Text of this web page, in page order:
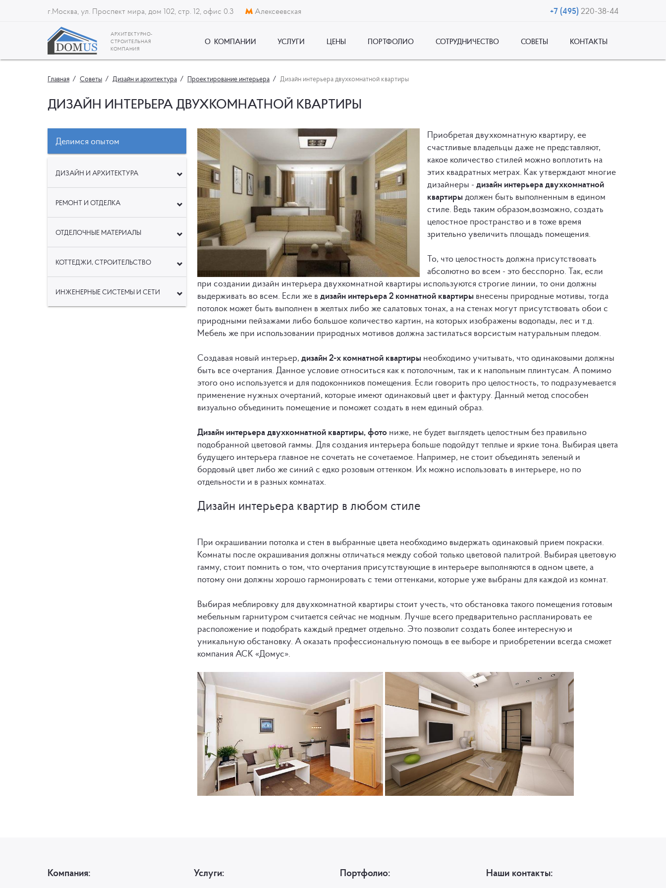
г.Москва, ул. Проспект мира, дом 102, стр. 12, офис 0.3 Алексеевская +7 (495)220-38-44
АРХИТЕКТУРНО-
СТРОИТЕЛЬНАЯ
КОМПАНИЯ
О КОМПАНИИ УСЛУГИ ЦЕНЫ ПОРТФОЛИО СОТРУДНИЧЕСТВО СОВЕТЫ КОНТАКТЫ
Главная Советы Дизайн и архитектура Проектирование интерьера Дизайн интерьера двухкомнатной квартиры
ДИЗАЙН ИНТЕРЬЕРА ДВУХКОМНАТНОЙ КВАРТИРЫ
Делимся опытом
ДИЗАЙН И АРХИТЕКТУРА
РЕМОНТ И ОТДЕЛКА
ОТДЕЛОЧНЫЕ МАТЕРИАЛЫ
КОТТЕДЖИ, СТРОИТЕЛЬСТВО
ИНЖЕНЕРНЫЕ СИСТЕМЫ И СЕТИ
Приобретая двухкомнатную квартиру, ее
счастливые владельцы даже не представляют,
какое количество стилей можно воплотить на
этих квадратных метрах. Как утверждают многие
дизайнеры - дизайн интерьера двухкомнатной
квартиры должен быть выполненным в едином
стиле. Ведь таким образом,возможно, создать
целостное пространство и в тоже время
зрительно увеличить площадь помещения.
То, что целостность должна присутствовать
абсолютно во всем - это бесспорно. Так, если
при создании дизайн интерьера двухкомнатной квартиры используются строгие линии, то они должны
выдерживать во всем. Если же в дизайн интерьера 2 комнатной квартиры внесены природные мотивы, тогда
потолок может быть выполнен в желтых либо же салатовых тонах, а на стенах могут присутствовать обои с
природными пейзажами либо большое количество картин, на которых изображены водопады, лес и т.д.
Мебель же при использовании природных мотивов должна застилаться ворсистым натуральным пледом.
Создавая новый интерьер, дизайн 2-х комнатной квартиры необходимо учитывать, что одинаковыми должны
быть все очертания. Данное условие относиться как к потолочным, так и к напольным плинтусам. А помимо
этого оно используется и для подоконников помещения. Если говорить про целостность, то подразумевается
применение нужных очертаний, которые имеют одинаковый цвет и фактуру. Данный метод способен
визуально объединить помещение и поможет создать в нем единый образ.
Дизайн интерьера двухкомнатной квартиры, фото ниже, не будет выглядеть целостным без правильно
подобранной цветовой гаммы. Для создания интерьера больше подойдут теплые и яркие тона. Выбирая цвета
будущего интерьера главное не сочетать не сочетаемое. Например, не стоит объединять зеленый и
бордовый цвет либо же синий с едко розовым оттенком. Их можно использовать в интерьере, но по
отдельности и в разных комнатах.
Дизайн интерьера квартир в любом стиле
При окрашивании потолка и стен в выбранные цвета необходимо выдержать одинаковый прием покраски.
Комнаты после окрашивания должны отличаться между собой только цветовой палитрой. Выбирая цветовую
гамму, стоит помнить о том, что очертания присутствующие в интерьере выполняются в одном цвете, а
потому они должны хорошо гармонировать с теми оттенками, которые уже выбраны для каждой из комнат.
Выбирая меблировку для двухкомнатной квартиры стоит учесть, что обстановка такого помещения готовым
мебельным гарнитуром считается сейчас не модным. Лучше всего предварительно распланировать ее
расположение и подобрать каждый предмет отдельно. Это позволит создать более интересную и
уникальную обстановку. А оказать профессиональную помощь в ее выборе и приобретении всегда сможет
компания АСК «Домус».
Компания: Услуги: Портфолио: Наши контакты: